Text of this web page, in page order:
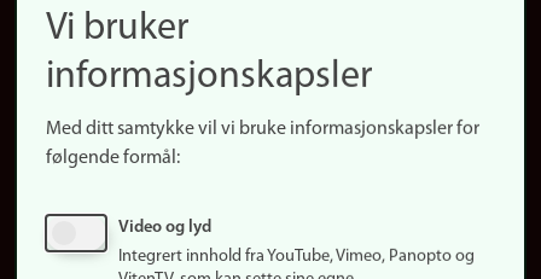
(no)
Finn forsker
Presse
Finn studier
Ledige stillinger
Vi bruker
informasjonskapsler
Med ditt samtykke vil vi bruke informasjonskapsler for
følgende formål:
Video og lyd
Integrert innhold fra YouTube, Vimeo, Panopto og